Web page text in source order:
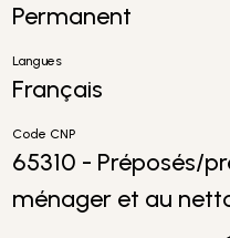
Permanent
Langues
Français
Code CNP
65310 - Préposés/
ménager et au